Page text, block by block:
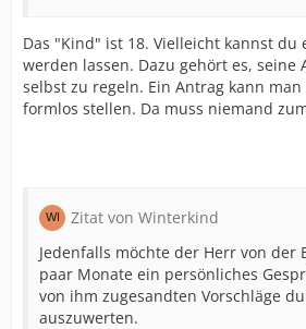
Das "Kind" ist 18. Vielleicht kannst du
werden lassen. Dazu gehört es, seine
selbst zu regeln. Ein Antrag kann
formlos stellen. Da muss niemand
Zitat von Winterkind
Jedenfalls möchte der Herr von der
paar Monate ein persönliches
von ihm zugesandten Vorschläge
auszuwerten.